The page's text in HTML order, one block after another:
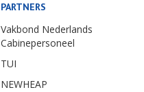
PARTNERS
Vakbond Nederlands
Cabinepersoneel
TUI
NEWHEAP